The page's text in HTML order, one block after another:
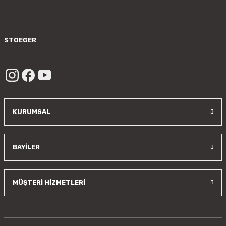
STOEGER
KURUMSAL
BAYİLER
MÜŞTERİ HİZMETLERİ